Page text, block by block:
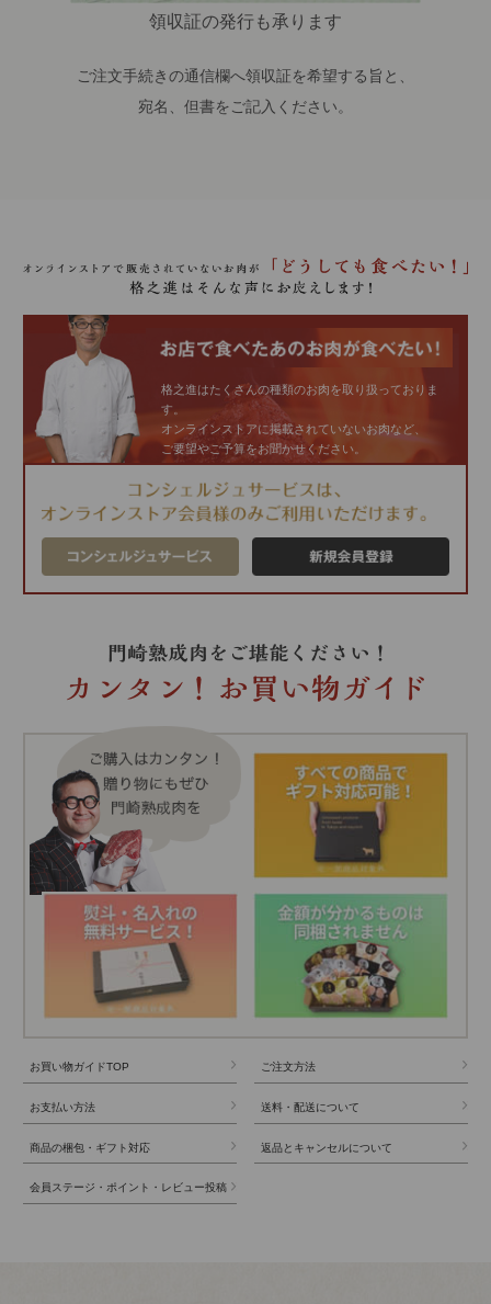
領収証の発行も承ります
ご注文手続きの通信欄へ領収証を希望する旨と、
宛名、但書をご記入ください。
格之進はたくさんの種類のお肉を取り扱っておりま
す。
オンラインストアに掲載されていないお肉など、
ご要望やご予算をお聞かせください。
お買い物ガイドTOP ご注文方法
お支払い方法 送料・配送について
商品の梱包・ギフト対応 返品とキャンセルについて
会員ステージ・ポイント・レビュー投稿